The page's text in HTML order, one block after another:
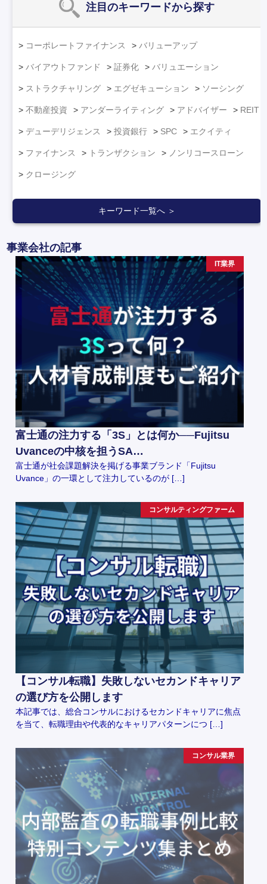
注目のキーワードから探す
コーポレートファイナンス バリューアップ
バイアウトファンド 証券化 バリュエーション
ストラクチャリング エグゼキューション ソーシング
不動産投資 アンダーライティング アドバイザー REIT
デューデリジェンス 投資銀行 SPC エクイティ
ファイナンス トランザクション ノンリコースローン
クロージング
キーワード一覧へ ＞
事業会社の記事
IT業界
富士通の注力する「3S」とは何か──Fujitsu
Uvanceの中核を担うSA…
富士通が社会課題解決を掲げる事業ブランド「Fujitsu
Uvance」の一環として注力しているのが […]
コンサルティングファーム
【コンサル転職】失敗しないセカンドキャリア
の選び方を公開します
本記事では、総合コンサルにおけるセカンドキャリアに焦点
を当て、転職理由や代表的なキャリアパターンにつ […]
コンサル業界